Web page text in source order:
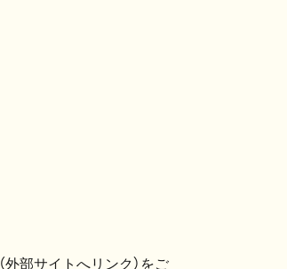
（外部サイトへリンク）をご